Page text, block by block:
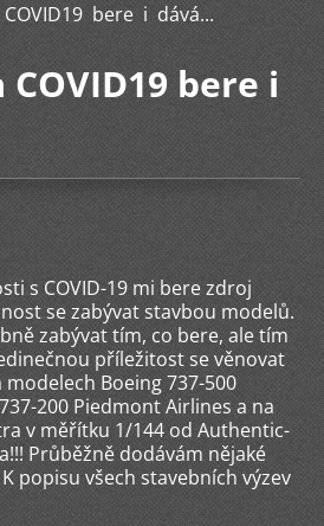
bere i dává...
bere i
s COVID-19 mi bere zdroj
se zabývat stavbou modelů.
zabývat tím, co bere, ale tím
příležitost se věnovat
Boeing 737-500
200 Piedmont Airlines a na
v měřítku 1/144 od Authentic-
Průběžně dodávám nějaké
popisu všech stavebních výzev